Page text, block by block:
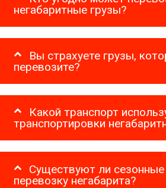
негабаритные грузы?
Вы страхуете грузы,
перевозите?
Какой транспорт
транспортировки
Существуют ли сезонные
перевозку негабарита?